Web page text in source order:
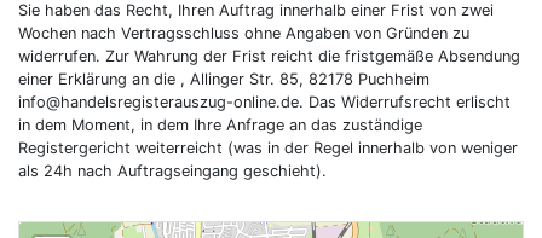
Sie haben das Recht, Ihren Auftrag innerhalb einer Frist von zwei
Wochen nach Vertragsschluss ohne Angaben von Gründen zu
widerrufen. Zur Wahrung der Frist reicht die fristgemäße Absendung
einer Erklärung an die , Allinger Str. 85, 82178 Puchheim
info@handelsregisterauszug-online.de. Das Widerrufsrecht erlischt
in dem Moment, in dem Ihre Anfrage an das zuständige
Registergericht weiterreicht (was in der Regel innerhalb von weniger
als 24h nach Auftragseingang geschieht).